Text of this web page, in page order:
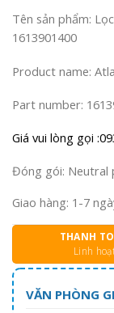
Tên sản phẩm:
1613901400
Product name:
Part number:
Giá vui lòng gọi
Đóng gói: Neutral
Giao hàng: 1-7
THANH
Linh
VĂN PHÒNG